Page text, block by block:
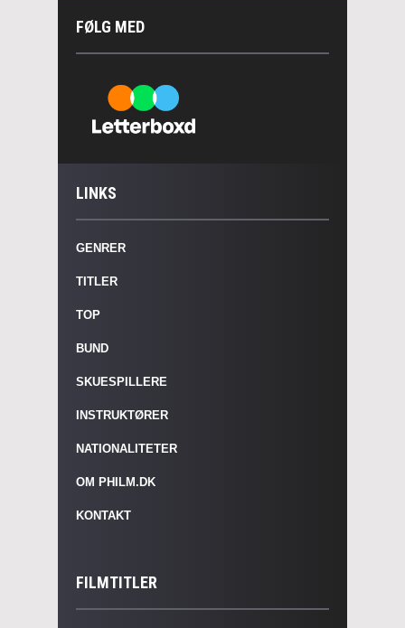
FØLG MED
LINKS
GENRER
TITLER
TOP
BUND
SKUESPILLERE
INSTRUKTØRER
NATIONALITETER
OM PHILM.DK
KONTAKT
FILMTITLER